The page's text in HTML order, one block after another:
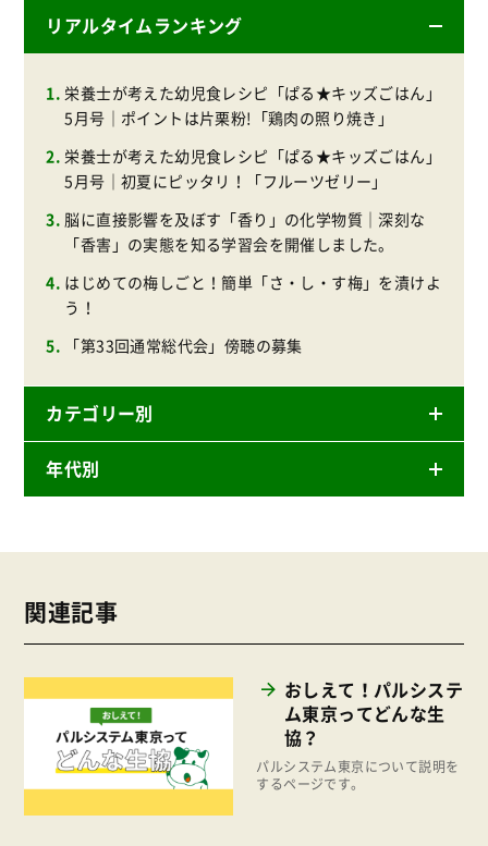
リアルタイムランキング
栄養士が考えた幼児食レシピ「ぱる★キッズごはん」
5月号｜ポイントは片栗粉!「鶏肉の照り焼き」
栄養士が考えた幼児食レシピ「ぱる★キッズごはん」
5月号｜初夏にピッタリ！「フルーツゼリー」
脳に直接影響を及ぼす「香り」の化学物質｜深刻な
「香害」の実態を知る学習会を開催しました。
はじめての梅しごと！簡単「さ・し・す梅」を漬けよ
う！
「第33回通常総代会」傍聴の募集
カテゴリー別
ニュースリリース
商品
組合員活動
平和と国際連帯
くらし
お米の出前授業
年代別
2024年
2023年
2021年
2020年
関連記事
おしえて！パルシステ
ム東京ってどんな生
協？
パルシステム東京について説明を
するページです。